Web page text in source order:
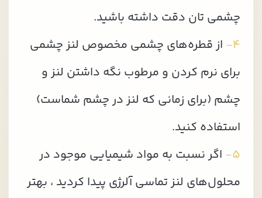
چشمی تان دقت داشته باشید.
۴-
از قطره‌های چشمی مخصوص لنز چشمی
برای نرم کردن و مرطوب نگه داشتن لنز و
چشم (برای زمانی که لنز در چشم شماست)
استفاده کنید.
۵-
اگر نسبت به مواد شیمیایی موجود در
محلول‌های لنز تماسی آلرژی پیدا کردید ، بهتر